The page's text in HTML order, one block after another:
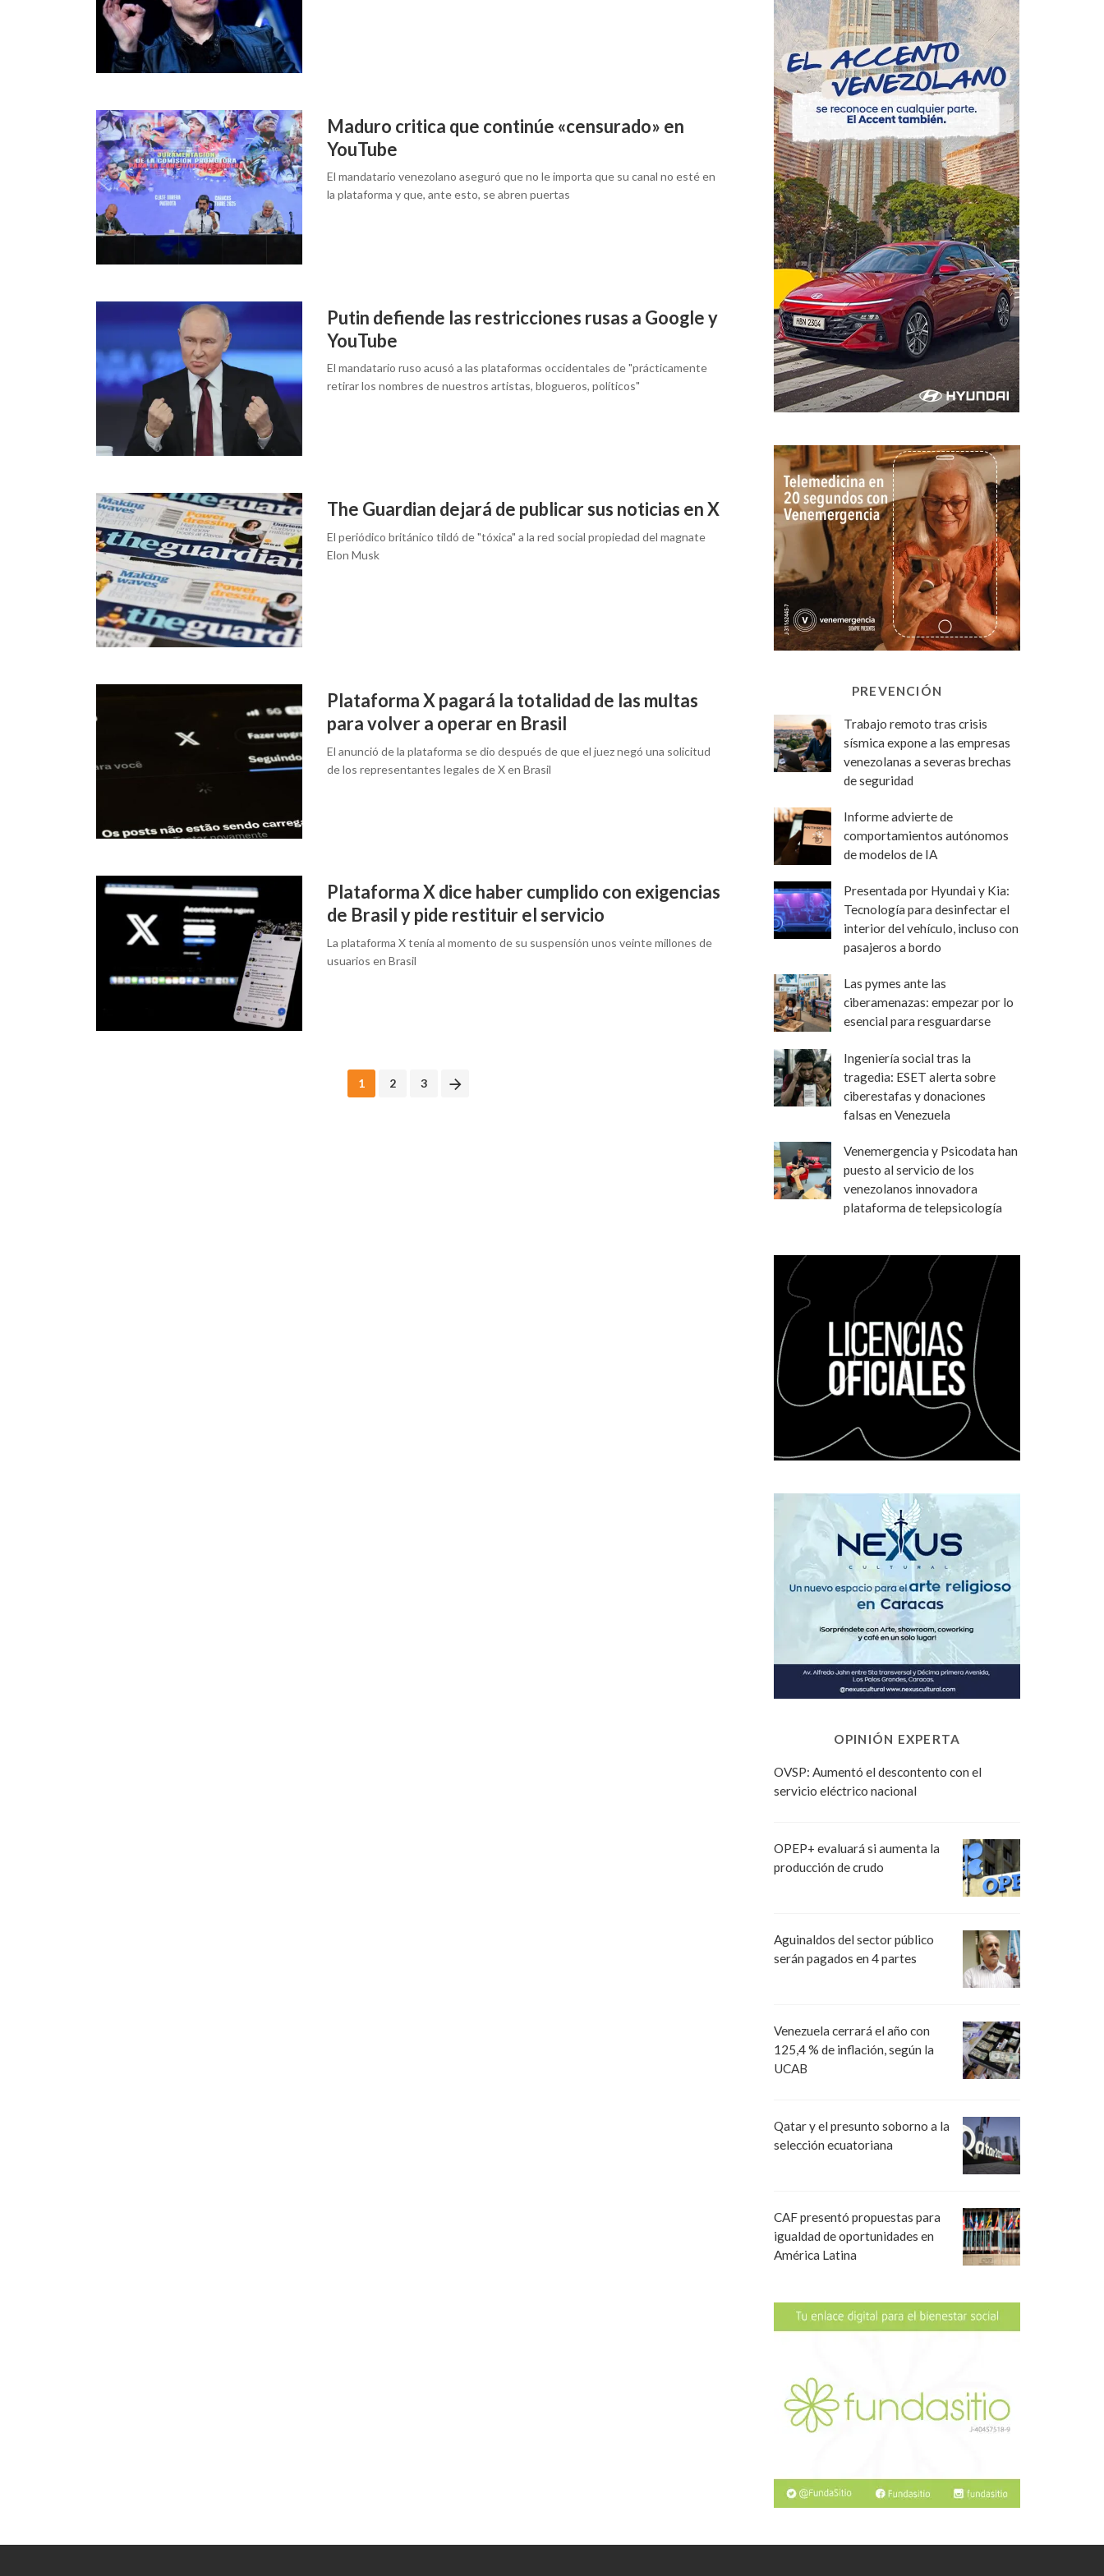
Maduro critica que continúe «censurado» en
YouTube
El mandatario venezolano aseguró que no le importa que su canal no esté en
la plataforma y que, ante esto, se abren puertas
Putin defiende las restricciones rusas a Google y
YouTube
El mandatario ruso acusó a las plataformas occidentales de "prácticamente
retirar los nombres de nuestros artistas, blogueros, políticos"
The Guardian dejará de publicar sus noticias en X
El periódico británico tildó de "tóxica" a la red social propiedad del magnate
Elon Musk
Plataforma X pagará la totalidad de las multas
para volver a operar en Brasil
El anunció de la plataforma se dio después de que el juez negó una solicitud
de los representantes legales de X en Brasil
Plataforma X dice haber cumplido con exigencias
de Brasil y pide restituir el servicio
La plataforma X tenía al momento de su suspensión unos veinte millones de
usuarios en Brasil
1 2 3
PREVENCIÓN
Trabajo remoto tras crisis
sísmica expone a las empresas
venezolanas a severas brechas
de seguridad
Informe advierte de
comportamientos autónomos
de modelos de IA
Presentada por Hyundai y Kia:
Tecnología para desinfectar el
interior del vehículo, incluso con
pasajeros a bordo
Las pymes ante las
ciberamenazas: empezar por lo
esencial para resguardarse
Ingeniería social tras la
tragedia: ESET alerta sobre
ciberestafas y donaciones
falsas en Venezuela
Venemergencia y Psicodata han
puesto al servicio de los
venezolanos innovadora
plataforma de telepsicología
OPINIÓN EXPERTA
OVSP: Aumentó el descontento con el
servicio eléctrico nacional
OPEP+ evaluará si aumenta la
producción de crudo
Aguinaldos del sector público
serán pagados en 4 partes
Venezuela cerrará el año con
125,4 % de inflación, según la
UCAB
Qatar y el presunto soborno a la
selección ecuatoriana
CAF presentó propuestas para
igualdad de oportunidades en
América Latina